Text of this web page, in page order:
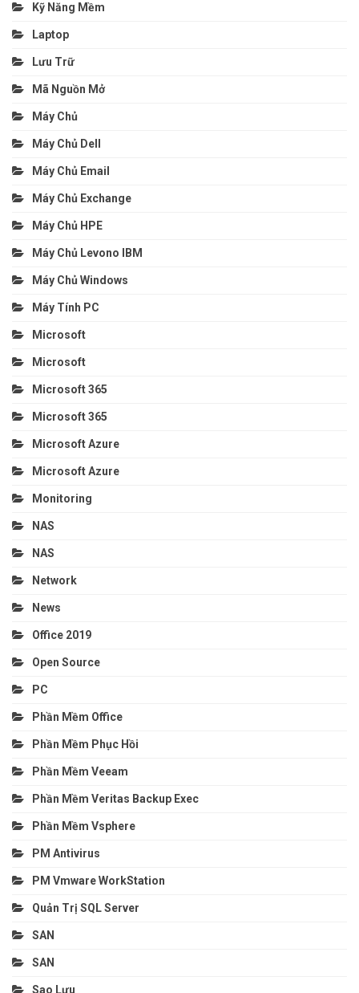
Kỹ Năng Mềm
Laptop
Lưu Trữ
Mã Nguồn Mở
Máy Chủ
Máy Chủ Dell
Máy Chủ Email
Máy Chủ Exchange
Máy Chủ HPE
Máy Chủ Levono IBM
Máy Chủ Windows
Máy Tính PC
Microsoft
Microsoft
Microsoft 365
Microsoft 365
Microsoft Azure
Microsoft Azure
Monitoring
NAS
NAS
Network
News
Office 2019
Open Source
PC
Phần Mềm Office
Phần Mềm Phục Hồi
Phần Mềm Veeam
Phần Mềm Veritas Backup Exec
Phần Mềm Vsphere
PM Antivirus
PM Vmware WorkStation
Quản Trị SQL Server
SAN
SAN
Sao Lưu